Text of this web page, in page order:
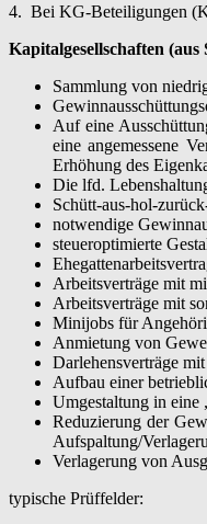
4. Bei KG-Beteiligungen
Kapitalgesellschaften (aus
Sammlung von
Auf eine
eine angemessene
Erhöhung des
Die lfd.
Schütt-aus-hol-
notwendige
steueroptimierte
Arbeitsverträge mit
Arbeitsverträge mit
Minijobs für
Anmietung von
Darlehensverträge
Aufbau einer
Umgestaltung in
Reduzierung der
Aufspaltung/
Verlagerung von
typische Prüffelder: